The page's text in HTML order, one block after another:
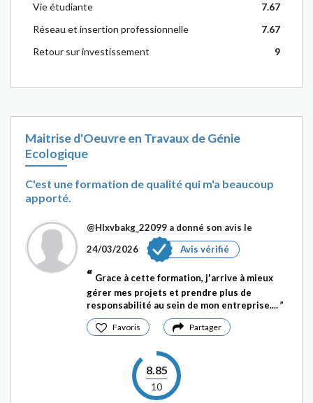
Vie étudiante
7.67
Réseau et insertion professionnelle
7.67
Retour sur investissement
9
Maitrise d'Oeuvre en Travaux de Génie
Ecologique
C'est une formation de qualité qui m'a beaucoup
apporté.
@Hlxvbakg_22099 a donné son avis le
24/03/2026
Avis vérifié
Grace à cette formation, j'arrive à mieux
gérer mes projets et prendre plus de
responsabilité au sein de mon entreprise....
Favoris Partager
8.85
10